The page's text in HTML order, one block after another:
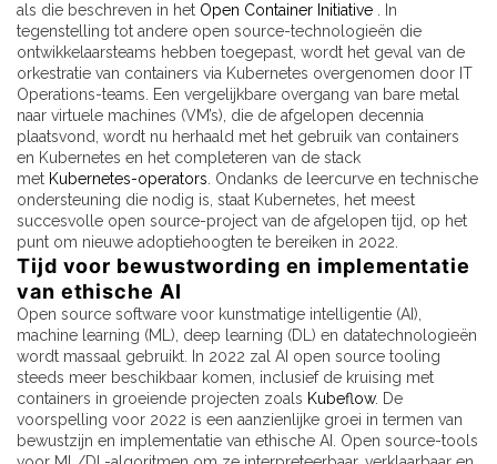
als die beschreven in het Open Container Initiative . In
tegenstelling tot andere open source-technologieën die
ontwikkelaarsteams hebben toegepast, wordt het geval van de
orkestratie van containers via Kubernetes overgenomen door IT
Operations-teams. Een vergelijkbare overgang van bare metal
naar virtuele machines (VM’s), die de afgelopen decennia
plaatsvond, wordt nu herhaald met het gebruik van containers
en Kubernetes en het completeren van de stack
met Kubernetes-operators. Ondanks de leercurve en technische
ondersteuning die nodig is, staat Kubernetes, het meest
succesvolle open source-project van de afgelopen tijd, op het
punt om nieuwe adoptiehoogten te bereiken in 2022.
Tijd voor bewustwording en implementatie
van ethische AI
Open source software voor kunstmatige intelligentie (AI),
machine learning (ML), deep learning (DL) en datatechnologieën
wordt massaal gebruikt. In 2022 zal AI open source tooling
steeds meer beschikbaar komen, inclusief de kruising met
containers in groeiende projecten zoals Kubeflow. De
voorspelling voor 2022 is een aanzienlijke groei in termen van
bewustzijn en implementatie van ethische AI. Open source-tools